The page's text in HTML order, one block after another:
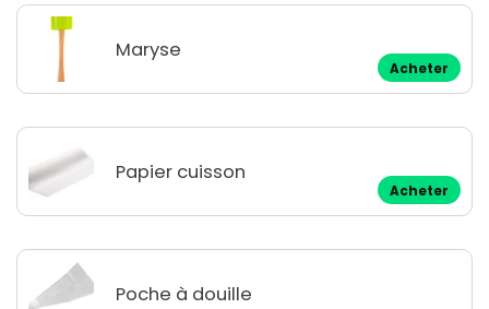
Maryse
Acheter
Papier cuisson
Acheter
Poche à douille